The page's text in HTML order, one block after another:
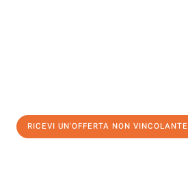
RICEVI UN'OFFERTA NON VINCOLANTE